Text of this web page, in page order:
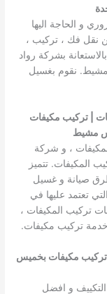
و الحاجة اليها
نقل فك ، تركيب ،
بشركة رواد
نقوم بغسيل
| تركيب مكيفات
مشيط
، و شركة
المكيفات. تتميز
صيانة و غسيل
تعتمد عليها في
تركيب المكيفات ،
تركيب مكيفات.
مكيفات بخميس
و افضل